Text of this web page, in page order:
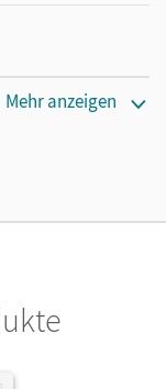
erhältlich ist.
Mehr anzeigen